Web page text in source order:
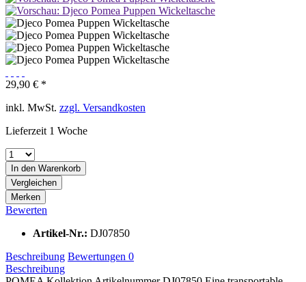
29,90 € *
inkl. MwSt. zzgl. Versandkosten
Lieferzeit 1 Woche
In den Warenkorb
Vergleichen
Merken
Bewerten
Artikel-Nr.: DJ07850
Beschreibung Bewertungen 0
Beschreibung